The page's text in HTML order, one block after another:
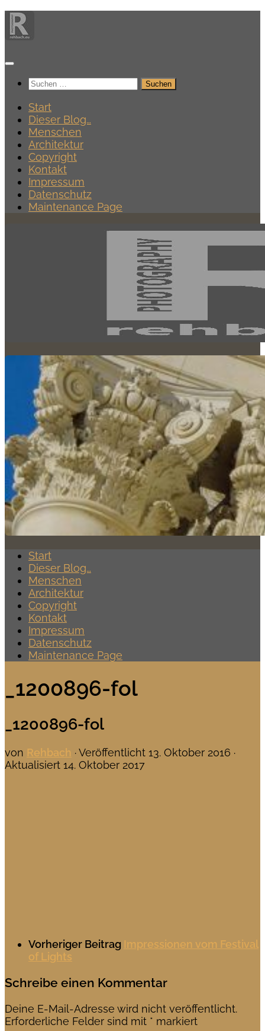
Zum
Inhalt
springen
Suchen
Start
Dieser Blog…
Menschen
Architektur
Copyright
Kontakt
Impressum
Datenschutz
Maintenance Page
Start
Dieser Blog…
Menschen
Architektur
Copyright
Kontakt
Impressum
Datenschutz
Maintenance Page
_1200896-fol
_1200896-fol
von Rehbach · Veröffentlicht 13. Oktober 2016 ·
Aktualisiert 14. Oktober 2017
Vorheriger Beitrag Impressionen vom Festival
of Lights
Schreibe einen Kommentar
Deine E-Mail-Adresse wird nicht veröffentlicht.
Erforderliche Felder sind mit * markiert